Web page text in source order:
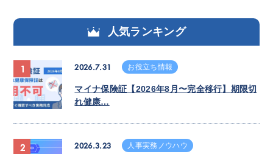
人気ランキング
2026.7.31 お役立ち情報
マイナ保険証【2026年8月〜完全移行】期限切
れ健康…
1
2026.3.23 人事実務ノウハウ
2